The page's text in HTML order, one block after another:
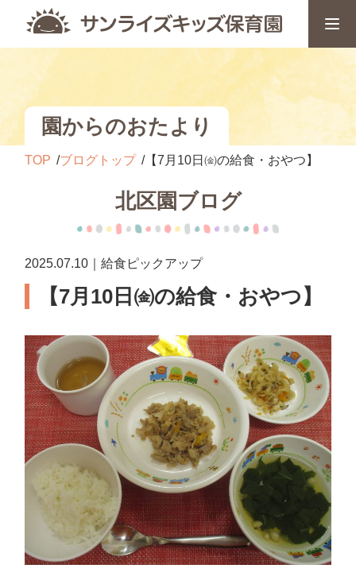
園からのおたより
TOP ブログトップ 【7月10日㈮の給食・おやつ】
北区園ブログ
2025.07.10｜給食ピックアップ
【7月10日㈮の給食・おやつ】